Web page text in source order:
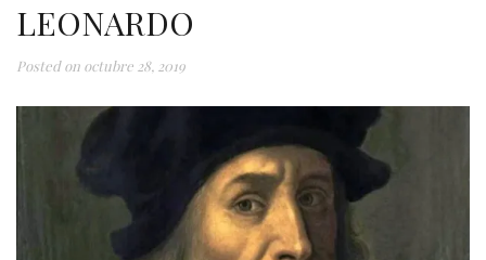
LEONARDO
Posted on octubre 28, 2019